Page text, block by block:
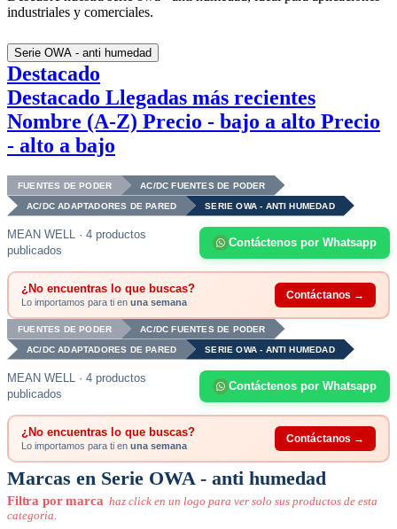
industriales y comerciales.
Serie OWA - anti humedad
Destacado
Destacado Llegadas más recientes
Nombre (A-Z) Precio - bajo a alto Precio
- alto a bajo
FUENTES DE PODER AC/DC FUENTES DE PODER
AC/DC ADAPTADORES DE PARED SERIE OWA - ANTI HUMEDAD
MEAN WELL · 4 productos
publicados
Contáctenos por Whatsapp
¿No encuentras lo que buscas?
Lo importamos para ti en una semana
Contáctanos →
FUENTES DE PODER AC/DC FUENTES DE PODER
AC/DC ADAPTADORES DE PARED SERIE OWA - ANTI HUMEDAD
MEAN WELL · 4 productos
publicados
Contáctenos por Whatsapp
¿No encuentras lo que buscas?
Lo importamos para ti en una semana
Contáctanos →
Marcas en Serie OWA - anti humedad
Filtra por marca haz click en un logo para ver solo sus productos de esta
categoria.